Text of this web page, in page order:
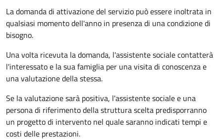
La domanda di attivazione del servizio può essere inoltrata in
qualsiasi momento dell'anno in presenza di una condizione di
bisogno.
Una volta ricevuta la domanda, l'assistente sociale contatterà
l'interessato e la sua famiglia per una visita di conoscenza e
una valutazione della stessa.
Se la valutazione sarà positiva, l'assistente sociale e una
persona di riferimento della struttura scelta predisporranno
un progetto di intervento nel quale saranno indicati tempi e
costi delle prestazioni.